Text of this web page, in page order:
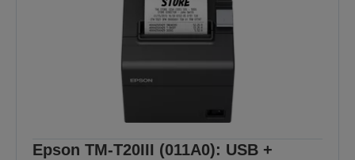
Epson TM-T20III (011A0): USB +